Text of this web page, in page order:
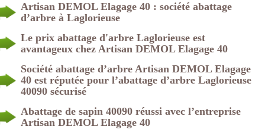
Artisan DEMOL Elagage 40 : société abattage
d’arbre à Laglorieuse
Le prix abattage d'arbre Laglorieuse est
avantageux chez Artisan DEMOL Elagage 40
Société abattage d’arbre Artisan DEMOL Elagage
40 est réputée pour l’abattage d’arbre Laglorieuse
40090 sécurisé
Abattage de sapin 40090 réussi avec l’entreprise
Artisan DEMOL Elagage 40